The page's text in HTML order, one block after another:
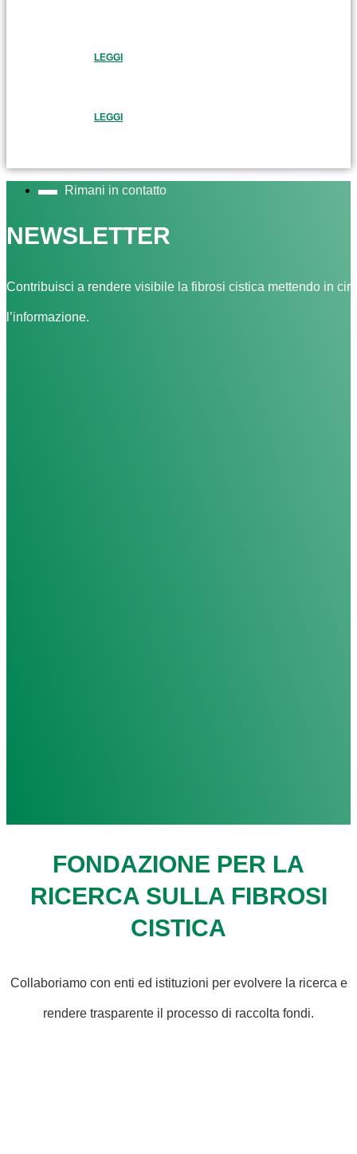
LEGGI
LEGGI
Rimani in contatto
NEWSLETTER
Contribuisci a rendere visibile la fibrosi cistica mettendo in
l’informazione.
FONDAZIONE PER LA
RICERCA SULLA FIBROSI
CISTICA
Collaboriamo con enti ed istituzioni per evolvere la ricerca e
rendere trasparente il processo di raccolta fondi.